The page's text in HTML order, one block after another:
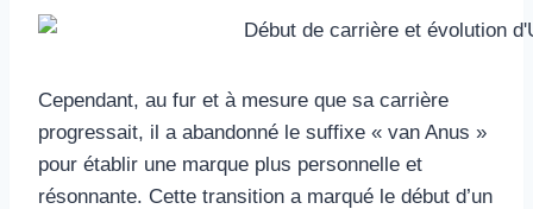
Cependant, au fur et à mesure que sa carrière
progressait, il a abandonné le suffixe « van Anus »
pour établir une marque plus personnelle et
résonnante. Cette transition a marqué le début d’un